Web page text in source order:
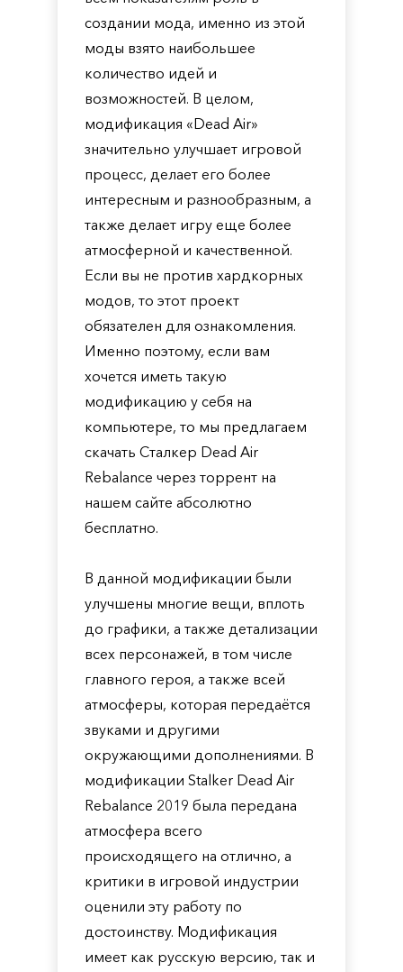
создании мода, именно из этой
моды взято наибольшее
количество идей и
возможностей. В целом,
модификация «Dead Air»
значительно улучшает игровой
процесс, делает его более
интересным и разнообразным, а
также делает игру еще более
атмосферной и качественной.
Если вы не против хардкорных
модов, то этот проект
обязателен для ознакомления.
Именно поэтому, если вам
хочется иметь такую
модификацию у себя на
компьютере, то мы предлагаем
скачать Сталкер Dead Air
Rebalance через торрент на
нашем сайте абсолютно
бесплатно.
В данной модификации были
улучшены многие вещи, вплоть
до графики, а также детализации
всех персонажей, в том числе
главного героя, а также всей
атмосферы, которая передаётся
звуками и другими
окружающими дополнениями. В
модификации Stalker Dead Air
Rebalance 2019 была передана
атмосфера всего
происходящего на отлично, а
критики в игровой индустрии
оценили эту работу по
достоинству. Модификация
имеет как русскую версию, так и